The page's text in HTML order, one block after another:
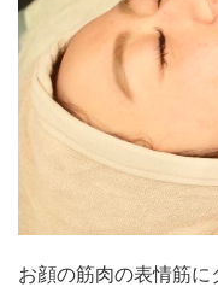
お顔の筋肉の表情筋